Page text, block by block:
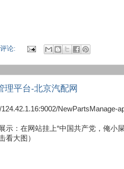
论:
理平台-北京汽配网
124.42.1.16:9002/NewPartsManage-
示：在网站挂上“中国共产党，俺小
看大图）